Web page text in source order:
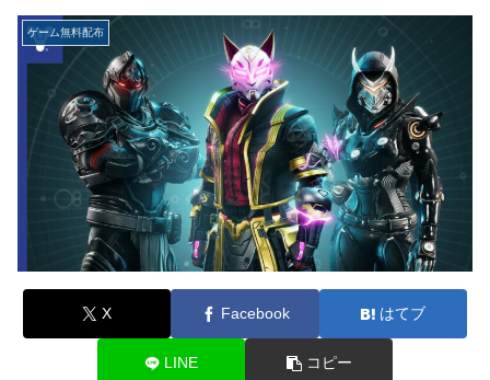
ゲーム無料配布
X Facebook はてブ
LINE コピー